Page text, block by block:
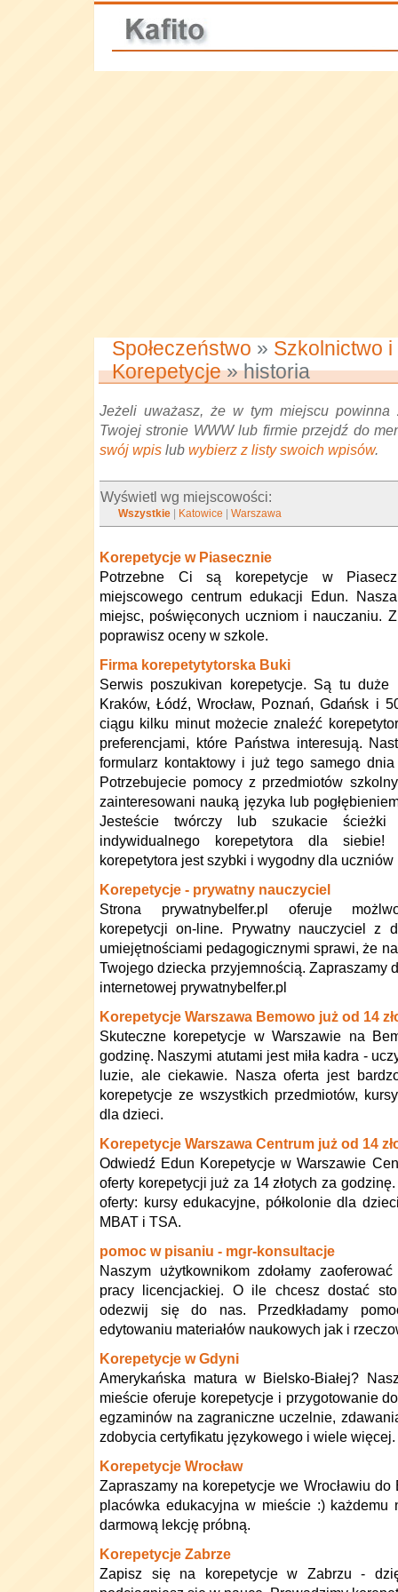
Społeczeństwo » Szkolnictwo
Korepetycje» historia
Jeżeli uważasz, że w tym miejscu powinna
Twojej stronie WWW lub firmie przejdź do
swój wpis lub wybierz z listy swoich wpisów.
Wyświetl wg miejscowości:
Wszystkie Katowice |Warszawa
Korepetycje w Piasecznie
Potrzebne Ci są korepetycje w
miejscowego centrum edukacji Edun.
miejsc, poświęconych uczniom i nauczaniu.
poprawisz oceny w szkole.
Firma korepetytytorska Buki
Serwis poszukivan korepetycje. Są tu duże
Kraków, Łódź, Wrocław, Poznań, Gdańsk i
ciągu kilku minut możecie znaleźć
preferencjami, które Państwa interesują.
formularz kontaktowy i już tego samego
Potrzebujecie pomocy z przedmiotów
zainteresowani nauką języka lub
Jesteście twórczy lub szukacie ścieżki
indywidualnego korepetytora dla
korepetytora jest szybki i wygodny dla uczniów
Korepetycje - prywatny nauczyciel
Strona prywatnybelfer.pl oferuje
korepetycji on-line. Prywatny nauczyciel z
umiejętnościami pedagogicznymi sprawi, że
Twojego dziecka przyjemnością. Zapraszamy
internetowej prywatnybelfer.pl
Korepetycje Warszawa Bemowo już od 14
Skuteczne korepetycje w Warszawie na
godzinę. Naszymi atutami jest miła kadra -
luzie, ale ciekawie. Nasza oferta jest
korepetycje ze wszystkich przedmiotów,
dla dzieci.
Korepetycje Warszawa Centrum już od 14
Odwiedź Edun Korepetycje w Warszawie
oferty korepetycji już za 14 złotych za
oferty: kursy edukacyjne, półkolonie dla
MBAT i TSA.
pomoc w pisaniu - mgr-konsultacje
Naszym użytkownikom zdołamy
pracy licencjackiej. O ile chcesz dostać
odezwij się do nas. Przedkładamy
edytowaniu materiałów naukowych jak i
Korepetycje w Gdyni
Amerykańska matura w Bielsko-Białej?
mieście oferuje korepetycje i przygotowanie
egzaminów na zagraniczne uczelnie,
zdobycia certyfikatu językowego i wiele więcej.
Korepetycje Wrocław
Zapraszamy na korepetycje we Wrocławiu
placówka edukacyjna w mieście :) każdemu
darmową lekcję próbną.
Korepetycje Zabrze
Zapisz się na korepetycje w Zabrzu -